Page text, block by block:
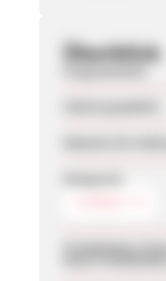
Überblick
Produktdaten-Feeds